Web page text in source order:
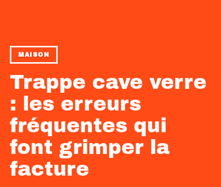
MAISON
Trappe cave verre
: les erreurs
fréquentes qui
font grimper la
facture